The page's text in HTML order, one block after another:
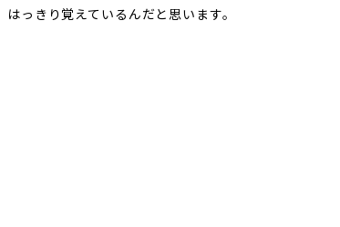
っきり覚えているんだと思います。